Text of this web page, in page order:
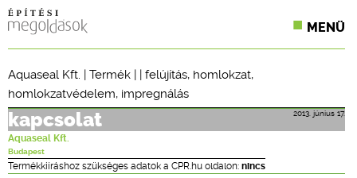
MENÜ
SZAKLAPOK
CPR TERMÉKKIÍRÁS
ÉPÍTÉSI JOG
Aquaseal Kft. | Termék | | felújítás, homlokzat,
homlokzatvédelem, impregnálás
2013. június 17.
kapcsolat
Aquaseal Kft.
Budapest
Termékkiíráshoz szükséges adatok a CPR.hu oldalon: nincs